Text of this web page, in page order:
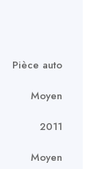
Pièce auto
Moyen
2011
Moyen